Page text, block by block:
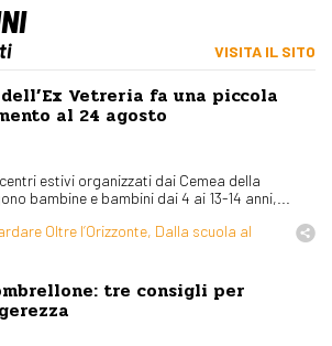
VISITA IL SITO
Vetreria fa una piccola
al 24 agosto
centri estivi organizzati dai Cemea della
bambine e bambini dai 4 ai 13-14 anni,...
Oltre l’Orizzonte, Dalla scuola al
tre consigli per